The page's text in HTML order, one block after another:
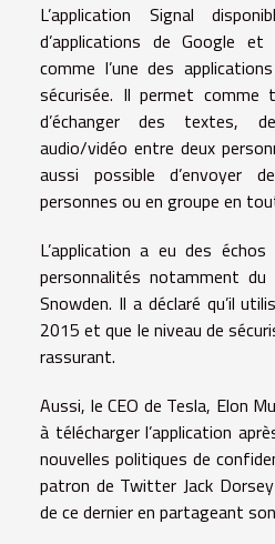
L’application Signal
d’applications de Google et
comme l’une des
sécurisée. Il permet comme
d’échanger des textes,
audio/vidéo entre deux
aussi possible d’envoyer
personnes ou en groupe en
L’application a eu des
personnalités notamment du
Snowden. Il a déclaré qu’il
2015 et que le niveau de
rassurant.
Aussi, le CEO de Tesla, Elon
à télécharger l’application
nouvelles politiques de
patron de Twitter Jack
de ce dernier en partageant